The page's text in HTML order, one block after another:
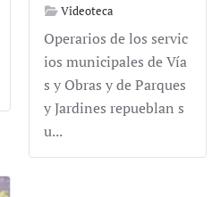
Videoteca
Operarios de los servic
ios municipales de Vía
s y Obras y de Parques
y Jardines repueblan s
u...